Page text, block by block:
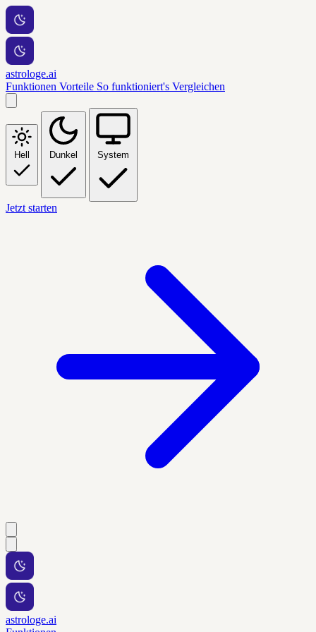
astrologe.ai
Funktionen Vorteile So funktioniert's Vergleichen
Hell Dunkel System
Jetzt starten
astrologe.ai